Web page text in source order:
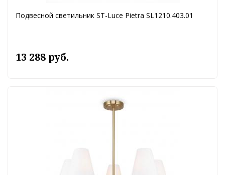
Подвесной светильник ST-Luce Pietra SL1210.403.01
13 288 руб.